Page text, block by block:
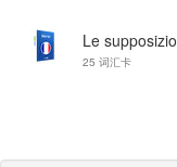
Le
25 词汇卡